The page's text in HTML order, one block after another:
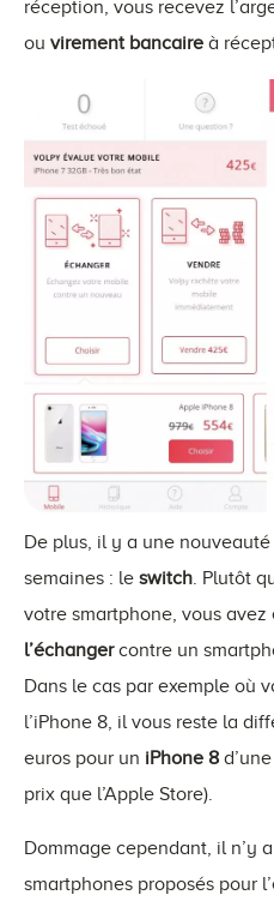
réception, vous recevez
ou virement bancaire à
De plus, il y a une
semaines : le switch . Plutôt
votre smartphone, vous
l’échangercontre un
Dans le cas par exemple où
l’iPhone 8, il vous reste la
euros pour un iPhone 8
prix que l’Apple Store).
Dommage cependant, il n’y
smartphones proposés pour